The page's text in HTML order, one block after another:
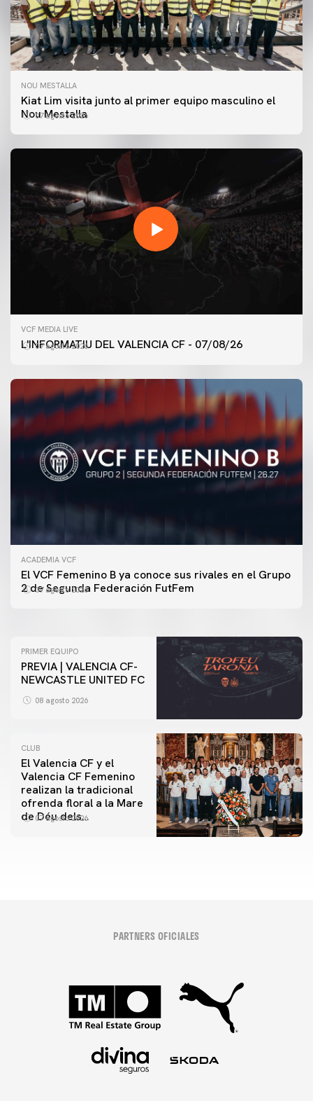
NOU MESTALLA
Kiat Lim visita junto al primer equipo masculino el
Nou Mestalla
07 agosto 2026
VCF MEDIA LIVE
L'INFORMATIU DEL VALENCIA CF - 07/08/26
07 agosto 2026
ACADEMIA VCF
El VCF Femenino B ya conoce sus rivales en el Grupo
2 de Segunda Federación FutFem
07 agosto 2026
PRIMER EQUIPO
ENTRENAMIENTO DEL VALENCIA CF 7/8/2026
PRIMER EQUIPO
PREVIA | VALENCIA CF-
NEWCASTLE UNITED FC
08 agosto 2026
CLUB
El Valencia CF y el
Valencia CF Femenino
realizan la tradicional
ofrenda floral a la Mare
de Déu dels
07 agosto 2026
PARTNERS OFICIALES